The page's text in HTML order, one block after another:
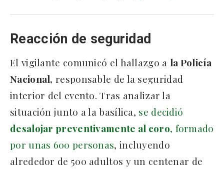
Reacción de seguridad
El vigilante comunicó el hallazgo a la Policía
Nacional, responsable de la seguridad
interior del evento. Tras analizar la
situación junto a la basílica, se decidió
desalojar preventivamente al coro, formado
por unas 600 personas, incluyendo
alrededor de 500 adultos y un centenar de